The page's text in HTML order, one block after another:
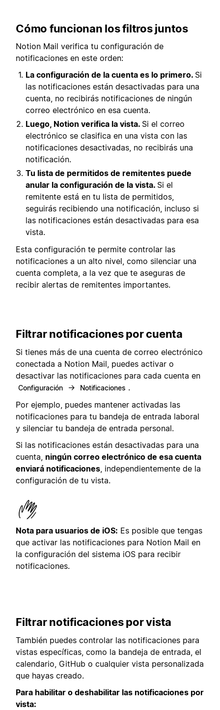
Cómo funcionan los filtros juntos
Notion Mail verifica tu configuración de
notificaciones en este orden:
La configuración de la cuenta es lo primero. Si
las notificaciones están desactivadas para una
cuenta, no recibirás notificaciones de ningún
correo electrónico en esa cuenta.
Luego, Notion verifica la vista. Si el correo
electrónico se clasifica en una vista con las
notificaciones desactivadas, no recibirás una
notificación.
Tu lista de permitidos de remitentes puede
anular la configuración de la vista. Si el
remitente está en tu lista de permitidos,
seguirás recibiendo una notificación, incluso si
las notificaciones están desactivadas para esa
vista.
Esta configuración te permite controlar las
notificaciones a un alto nivel, como silenciar una
cuenta completa, a la vez que te aseguras de
recibir alertas de remitentes importantes.
Filtrar notificaciones por cuenta
Si tienes más de una cuenta de correo electrónico
conectada a Notion Mail, puedes activar o
desactivar las notificaciones para cada cuenta en
Configuración → Notificaciones .
Por ejemplo, puedes mantener activadas las
notificaciones para tu bandeja de entrada laboral
y silenciar tu bandeja de entrada personal.
Si las notificaciones están desactivadas para una
cuenta, ningún correo electrónico de esa cuenta
enviará notificaciones, independientemente de la
configuración de tu vista.
Nota para usuarios de iOS: Es posible que tengas
que activar las notificaciones para Notion Mail en
la configuración del sistema iOS para recibir
notificaciones.
Filtrar notificaciones por vista
También puedes controlar las notificaciones para
vistas específicas, como la bandeja de entrada, el
calendario, GitHub o cualquier vista personalizada
que hayas creado.
Para habilitar o deshabilitar las notificaciones por
vista: